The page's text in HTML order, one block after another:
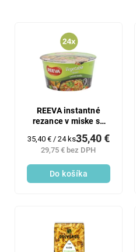
REEVA instantné
rezance v miske so
príchuťou 24x75g
29,75 € bez DPH
35,40 €
Jednotková
cena:
35,40 € / 24 ks
Do košíka